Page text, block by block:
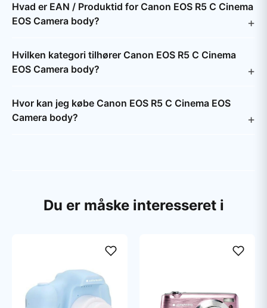
Hvad er EAN / Produktid for Canon EOS R5 C Cinema
EOS Camera body?
Hvilken kategori tilhører Canon EOS R5 C Cinema
EOS Camera body?
Hvor kan jeg købe Canon EOS R5 C Cinema EOS
Camera body?
Du er måske interesseret i